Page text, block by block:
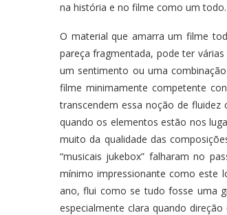
na história e no filme como um todo.
O material que amarra um filme
pareça fragmentada, pode ter
um sentimento ou uma
filme minimamente competente
transcendem essa noção de
quando os elementos estão nos
muito da qualidade das
“musicais jukebox” falharam no
mínimo impressionante como este
ano, flui como se tudo fosse uma
especialmente clara quando